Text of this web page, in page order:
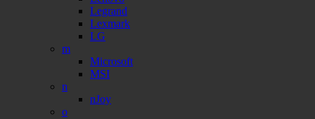
Legrand
Lexmark
LG
m
Microsoft
MSI
n
nJoy
o